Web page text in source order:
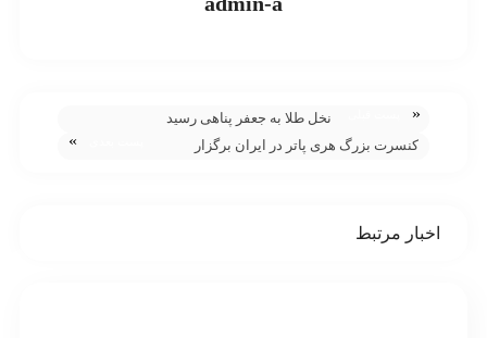
«
نخل طلا به جعفر پناهی رسید
کنسرت بزرگ هری پاتر در ایران برگزار
»
اخبار مرتبط